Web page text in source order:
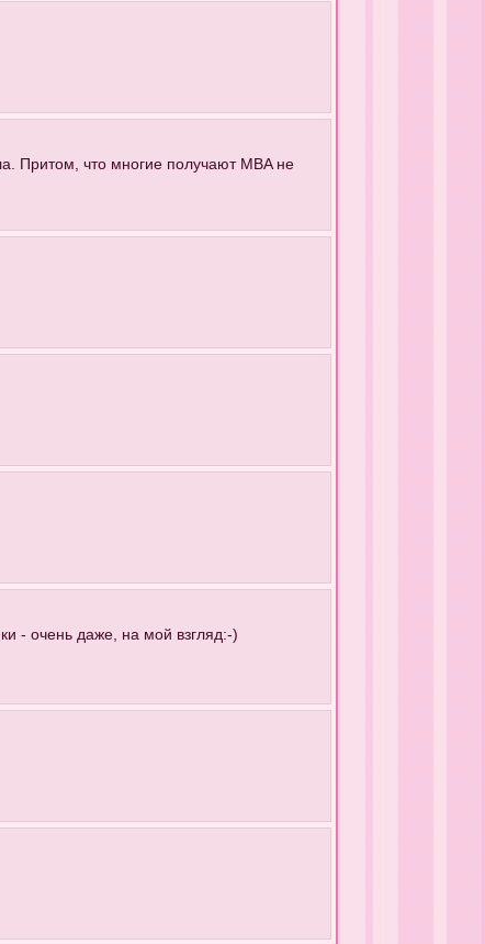
Притом, что многие получают MBA не
- очень даже, на мой взгляд:-)